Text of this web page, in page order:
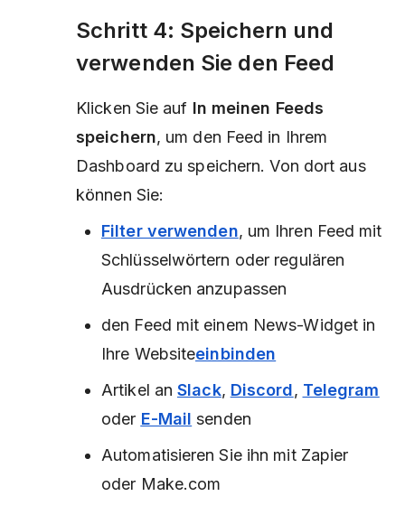
Schritt 4: Speichern und
verwenden Sie den Feed
Klicken Sie auf In meinen Feeds
speichern, um den Feed in Ihrem
Dashboard zu speichern. Von dort aus
können Sie:
Filter verwenden, um Ihren Feed mit
Schlüsselwörtern oder regulären
Ausdrücken anzupassen
den Feed mit einem News-Widget in
Ihre Websiteeinbinden
Artikel anSlack, Discord, Telegram
oder E-Mail senden
Automatisieren Sie ihn mit Zapier
oder Make.com